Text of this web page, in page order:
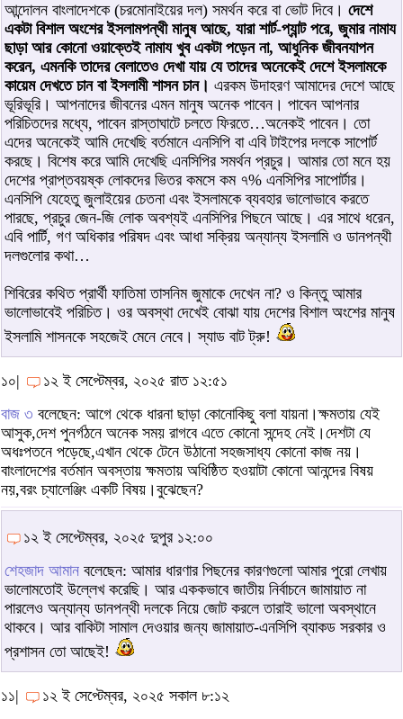
আন্দোলন বাংলাদেশকে (চরমোনাইয়ের দল) সমর্থন করে বা ভোট দিবে। দেশে
একটা বিশাল অংশের ইসলামপন্থী মানুষ আছে, যারা শার্ট-প্যান্ট পরে, জুমার নামায
ছাড়া আর কোনো ওয়াক্তেই নামায খুব একটা পড়েন না, আধুনিক জীবনযাপন
করেন, এমনকি তাদের বেলাতেও দেখা যায় যে তাদের অনেকেই দেশে ইসলামকে
কায়েম দেখতে চান বা ইসলামী শাসন চান। এরকম উদাহরণ আমাদের দেশে আছে
ভূরিভূরি। আপনাদের জীবনের এমন মানুষ অনেক পাবেন। পাবেন আপনার
পরিচিতদের মধ্যে, পাবেন রাস্তাঘাটে চলতে ফিরতে…অনেকই পাবেন। তো
এদের অনেকেই আমি দেখেছি বর্তমানে এনসিপি বা এবি টাইপের দলকে সাপোর্ট
করছে। বিশেষ করে আমি দেখেছি এনসিপির সমর্থন প্রচুর। আমার তো মনে হয়
দেশের প্রাপ্তবয়ষ্ক লোকদের ভিতর কমসে কম ৭% এনসিপির সাপোর্টার।
এনসিপি যেহেতু জুলাইয়ের চেতনা এবং ইসলামকে ব্যবহার ভালোভাবে করতে
পারছে, প্রচুর জেন-জি লোক অবশ্যই এনসিপির পিছনে আছে। এর সাথে ধরেন,
এবি পার্টি, গণ অধিকার পরিষদ এবং আধা সক্রিয় অন্যান্য ইসলামি ও ডানপন্থী
দলগুলোর কথা…
শিবিরের কথিত প্রার্থী ফাতিমা তাসনিম জুমাকে দেখেন না? ও কিন্তু আমার
ভালোভাবেই পরিচিত। ওর অবস্থা দেখেই বোঝা যায় দেশের বিশাল অংশের মানুষ
ইসলামি শাসনকে সহজেই মেনে নেবে। স্যাড বাট ট্রু!
১০|
১২ ই সেপ্টেম্বর, ২০২৫ রাত ১২:৫১
বাজ ৩ বলেছেন: আগে থেকে ধারনা ছাড়া কোনোকিছু বলা যায়না।ক্ষমতায় যেই
আসুক,দেশ পুনর্গঠনে অনেক সময় রাগবে এতে কোনো সন্দেহ নেই।দেশটা যে
অধঃপতনে পড়েছে,এখান থেকে টেনে উঠানো সহজসাধ্য কোনো কাজ নয়।
বাংলাদেশের বর্তমান অবস্তায় ক্ষমতায় অধিষ্ঠিত হওয়াটা কোনো আনন্দের বিষয়
নয়,বরং চ্যালেঞ্জিং একটি বিষয়।বুঝেছেন?
১২ ই সেপ্টেম্বর, ২০২৫ দুপুর ১২:০০
শেহজাদ আমান বলেছেন: আমার ধারণার পিছনের কারণগুলো আমার পুরো লেখায়
ভালোমতোই উল্লেখ করেছি। আর এককভাবে জাতীয় নির্বাচনে জামায়াত না
পারলেও অন্যান্য ডানপন্থী দলকে নিয়ে জোট করলে তারাই ভালো অবস্থানে
থাকবে। আর বাকিটা সামাল দেওয়ার জন্য জামায়াত-এনসিপি ব্যাকড সরকার ও
প্রশাসন তো আছেই!
১১|
১২ ই সেপ্টেম্বর, ২০২৫ সকাল ৮:১২